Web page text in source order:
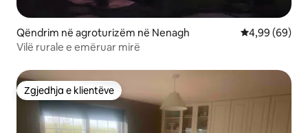
Qëndrim në agroturizëm në Nenagh Vlerësimi
4,99 (69)
Vilë rurale e emëruar mirë
Zgjedhja e klientëve
Zgjedhja e klientëve